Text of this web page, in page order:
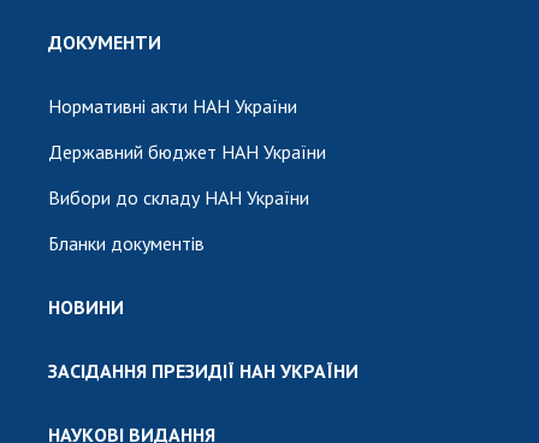
ДОКУМЕНТИ
Нормативні акти НАН України
Державний бюджет НАН України
Вибори до складу НАН України
Бланки документів
НОВИНИ
ЗАСІДАННЯ ПРЕЗИДІЇ НАН УКРАЇНИ
НАУКОВІ ВИДАННЯ